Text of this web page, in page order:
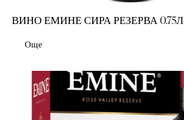
ВИНО ЕМИНЕ СИРА РЕЗЕРВА 0.75Л
Още